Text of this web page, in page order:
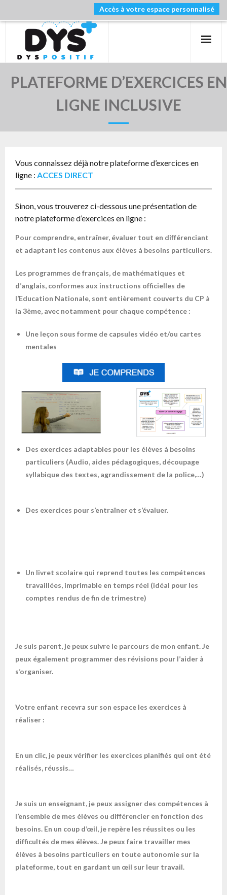
Accès à votre espace personnalisé
PRIMAIRE
COLLEGE
NOS FORMATIONS
PLATEFORME D’EXERCICES EN
LIGNE INCLUSIVE
Vous connaissez déjà notre plateforme d’exercices en
ligne : ACCES DIRECT
Sinon, vous trouverez ci-dessous une présentation de
notre plateforme d’exercices en ligne :
Pour comprendre, entraîner, évaluer tout en différenciant
et adaptant les contenus aux élèves à besoins particuliers.
Les programmes de français, de mathématiques et
d’anglais, conformes aux instructions officielles de
l’Education Nationale, sont entièrement couverts du CP à
la 3ème, avec notamment pour chaque compétence :
Une leçon sous forme de capsules vidéo et/ou cartes
mentales
Des exercices adaptables pour les élèves à besoins
particuliers (Audio, aides pédagogiques, découpage
syllabique des textes, agrandissement de la police,…)
Des exercices pour s’entraîner et s’évaluer.
Un livret scolaire qui reprend toutes les compétences
travaillées, imprimable en temps réel (idéal pour les
comptes rendus de fin de trimestre)
Je suis parent, je peux suivre le parcours de mon enfant. Je
peux également programmer des révisions pour l’aider à
s’organiser.
Votre enfant recevra sur son espace les exercices à
réaliser :
En un clic, je peux vérifier les exercices planifiés qui ont été
réalisés, réussis…
Je suis un enseignant, je peux assigner des compétences à
l’ensemble de mes élèves ou différencier en fonction des
besoins. En un coup d’œil, je repère les réussites ou les
difficultés de mes élèves. Je peux faire travailler mes
élèves à besoins particuliers en toute autonomie sur la
plateforme, tout en gardant un œil sur leur travail.